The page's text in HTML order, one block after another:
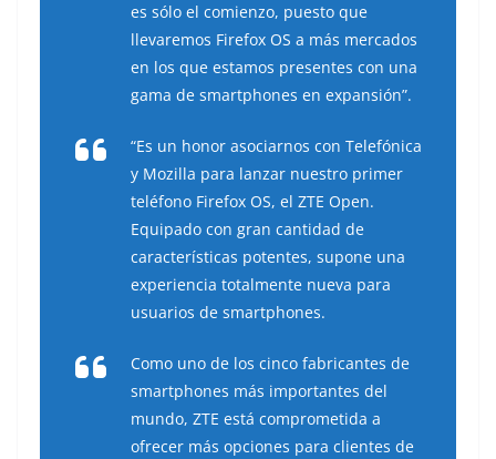
es sólo el comienzo, puesto que
llevaremos Firefox OS a más mercados
en los que estamos presentes con una
gama de smartphones en expansión”.
“Es un honor asociarnos con Telefónica
y Mozilla para lanzar nuestro primer
teléfono Firefox OS, el ZTE Open.
Equipado con gran cantidad de
características potentes, supone una
experiencia totalmente nueva para
usuarios de smartphones.
Como uno de los cinco fabricantes de
smartphones más importantes del
mundo, ZTE está comprometida a
ofrecer más opciones para clientes de